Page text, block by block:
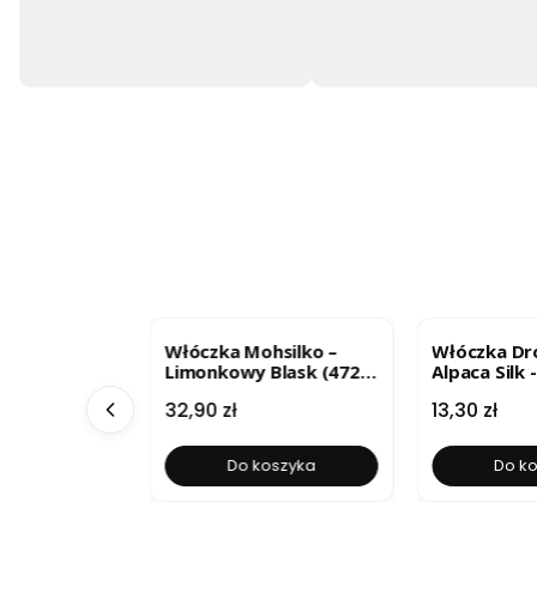
Włóczka Mohsilko –
Limonkowy Blask (4724)
Cena
32,90 zł
Do koszyka
Włóczka
Alpaca Silk
33
Cena
13,30 zł
Do